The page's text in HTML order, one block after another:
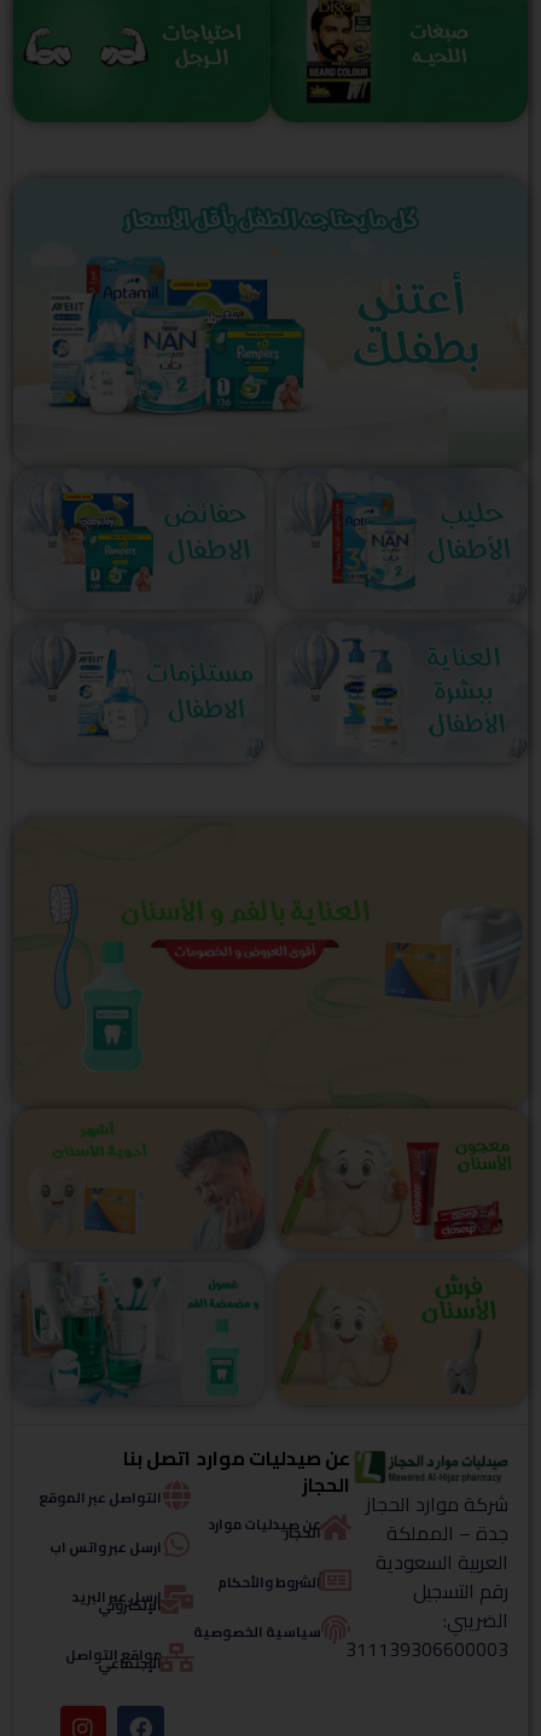
شركة موارد الحجاز
جدة – المملكة
العربية السعودية
رقم التسجيل
الضريبي:
311139306600003
عن صيدليات موارد
الحجاز
عن صيدليات موارد
الحجاز
الشروط والأحكام
سياسية الخصوصية
اتصل بنا
التواصل عبر الموقع
ارسل عبر واتس اب
ارسل عبر البريد
الإلكتروني
مواقع التواصل
الإجتماعي